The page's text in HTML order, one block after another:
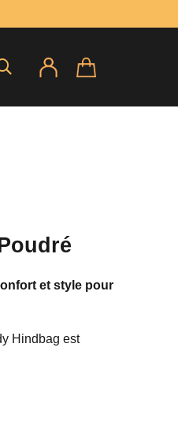
et style pour
Hindbag est